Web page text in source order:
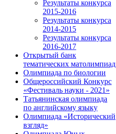
Результаты конкурса
2015-2016
Результаты конкурса
2014-2015
Результаты конкурса
2016-2017
Открытый банк
тематических матолимпиад
Олимпиада по биологии
Общероссийский Конкурс
«Фестиваль науки - 2021»
Татьянинская олимпиада
по английскому языку
Олимпиада «Исторический
взгляд»